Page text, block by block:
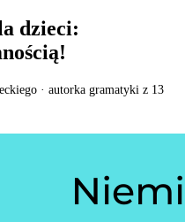
dzieci:
· autorka gramatyki z 13